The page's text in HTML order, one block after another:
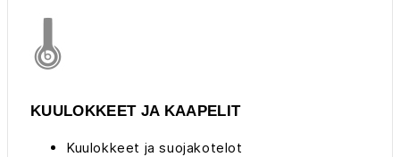
KUULOKKEET JA KAAPELIT
Kuulokkeet ja suojakotelot